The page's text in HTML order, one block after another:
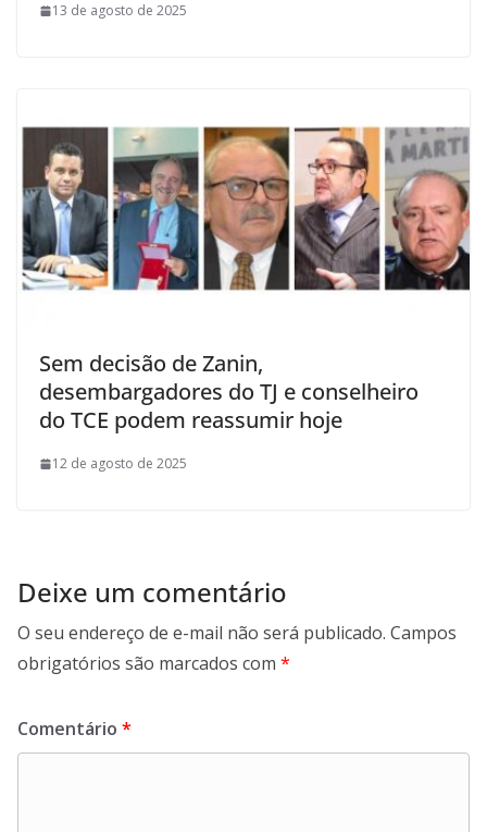
13 de agosto de 2025
Sem decisão de Zanin,
desembargadores do TJ e conselheiro
do TCE podem reassumir hoje
12 de agosto de 2025
Deixe um comentário
O seu endereço de e-mail não será publicado. Campos
obrigatórios são marcados com *
Comentário *